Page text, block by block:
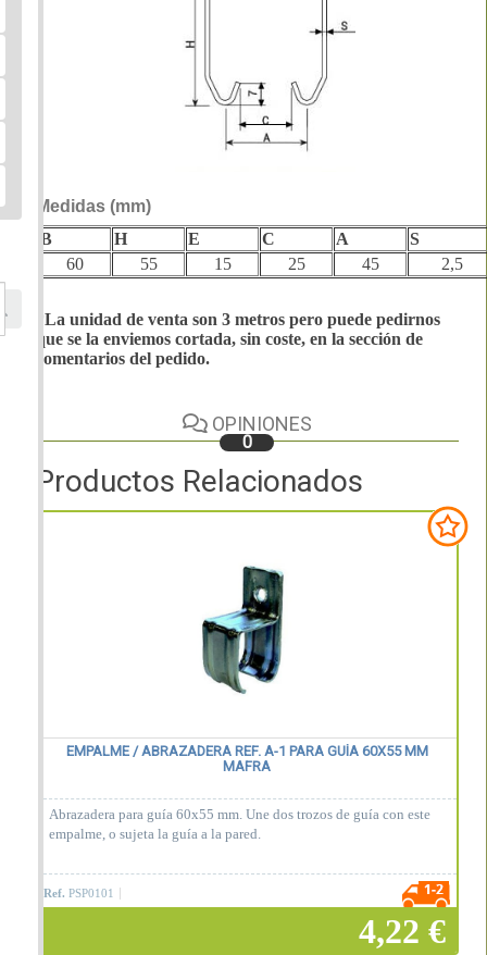
Medidas (mm)
B
H E C A
S
60
55 15 25 45 2,5
*La unidad de venta son 3 metros pero puede pedirnos
que se la enviemos cortada, sin coste, en la sección de
comentarios del pedido.
OPINIONES
0
Productos Relacionados
EMPALME / ABRAZADERA REF. A-1 PARA GUÍA 60X55 MM
MAFRA
Abrazadera para guía 60x55 mm. Une dos trozos de guía con este
empalme, o sujeta la guía a la pared.
Ref. PSP0101
4,22 €